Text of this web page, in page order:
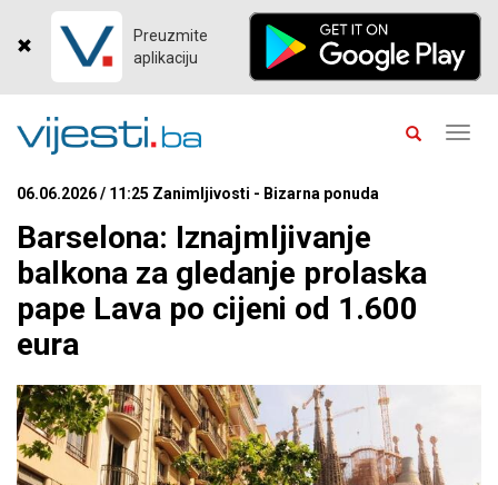
Preuzmite
aplikaciju
06.06.2026 / 11:25 Zanimljivosti - Bizarna ponuda
Barselona: Iznajmljivanje
balkona za gledanje prolaska
pape Lava po cijeni od 1.600
eura